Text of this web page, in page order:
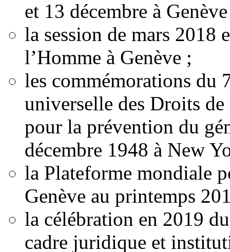
et 13 décembre à
la session de mars 2018
l’Homme à Genève ;
les commémorations du
universelle des Droits
pour la prévention du
décembre 1948 à New
la Plateforme mondiale
Genève au printemps
la célébration en 2019
cadre juridique et